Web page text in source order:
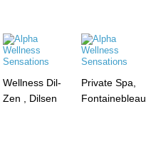
Wellness Dil-
Zen , Dilsen
Private Spa,
Fontainebleau